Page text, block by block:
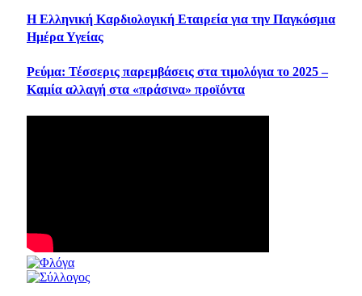
Η Ελληνική Καρδιολογική Εταιρεία για την Παγκόσμια
Ημέρα Υγείας
Ρεύμα: Τέσσερις παρεμβάσεις στα τιμολόγια το 2025 –
Καμία αλλαγή στα «πράσινα» προϊόντα